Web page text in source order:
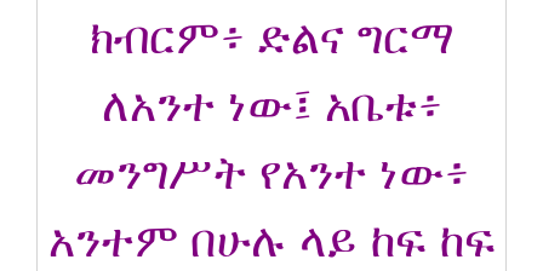
ክብርም፥ ድልና ግርማ
ለአንተ ነው፤ አቤቱ፥
መንግሥት የአንተ ነው፥
አንተም በሁሉ ላይ ከፍ ከፍ